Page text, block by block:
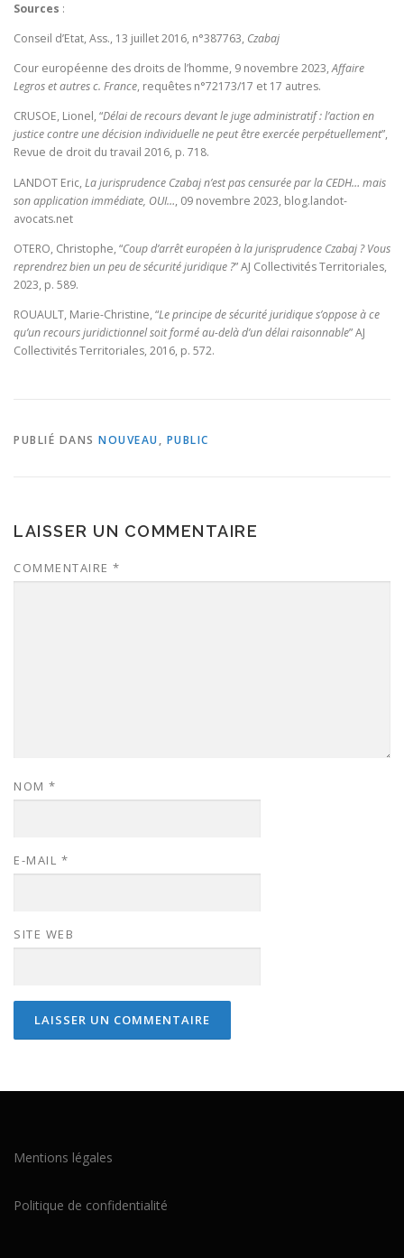
Sources :
Conseil d’Etat, Ass., 13 juillet 2016, n°387763, Czabaj
Cour européenne des droits de l’homme, 9 novembre 2023,Affaire
Legros et autres c. France, requêtes n°72173/17 et 17 autres.
CRUSOE, Lionel, “Délai de recours devant le juge administratif : l’action en
justice contre une décision individuelle ne peut être exercée perpétuellement”,
Revue de droit du travail 2016, p. 718.
LANDOT Eric, La jurisprudence Czabaj n’est pas censurée par la CEDH… mais
son application immédiate, OUI…, 09 novembre 2023, blog.landot-
avocats.net
OTERO, Christophe, “Coup d’arrêt européen à la jurisprudence Czabaj ? Vous
reprendrez bien un peu de sécurité juridique ?” AJ Collectivités Territoriales,
2023, p. 589.
ROUAULT, Marie-Christine, “Le principe de sécurité juridique s’oppose à ce
qu’un recours juridictionnel soit formé au-delà d’un délai raisonnable” AJ
Collectivités Territoriales, 2016, p. 572.
PUBLIÉ DANS NOUVEAU, PUBLIC
LAISSER UN COMMENTAIRE
COMMENTAIRE *
NOM *
E-MAIL *
SITE WEB
Mentions légales
Politique de confidentialité